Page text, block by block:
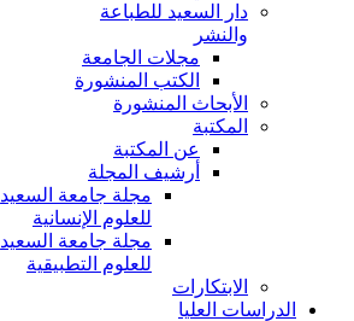
دار السعيد للطباعة
والنشر
مجلات الجامعة
الكتب المنشورة
الأبحاث المنشورة
المكتبة
عن المكتبة
أرشيف المجلة
مجلة جامعة السعيد
للعلوم الإنسانية
مجلة جامعة السعيد
للعلوم التطبيقية
الابتكارات
الدراسات العليا